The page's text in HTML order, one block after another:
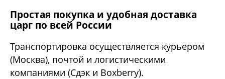
Простая покупка и удобная доставка
царг по всей России
Транспортировка осуществляется курьером
(Москва), почтой и логистическими
компаниями (Сдэк и Boxberry).